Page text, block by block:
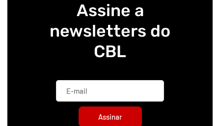
Assine a
newsletters do
CBL
Assinar